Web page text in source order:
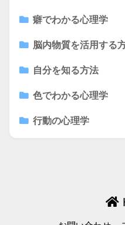
癖でわかる心理学
脳内物質を活用する
自分を知る方法
色でわかる心理学
行動の心理学